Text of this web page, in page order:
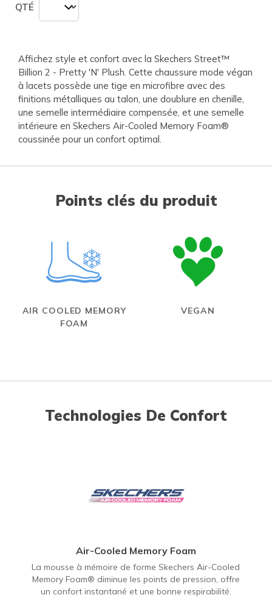
QTÉ
Affichez style et confort avec la Skechers Street™
Billion 2 - Pretty 'N' Plush. Cette chaussure mode végan
à lacets possède une tige en microfibre avec des
finitions métalliques au talon, une doublure en chenille,
une semelle intermédiaire compensée, et une semelle
intérieure en Skechers Air-Cooled Memory Foam®
coussinée pour un confort optimal.
Points clés du produit
AIR COOLED MEMORY
FOAM
VEGAN
Technologies De Confort
Air-Cooled Memory Foam
La mousse à mémoire de forme Skechers Air-Cooled
Memory Foam® diminue les points de pression, offre
un confort instantané et une bonne respirabilité.